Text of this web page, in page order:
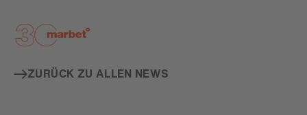
ZURÜCK ZU ALLEN NEWS